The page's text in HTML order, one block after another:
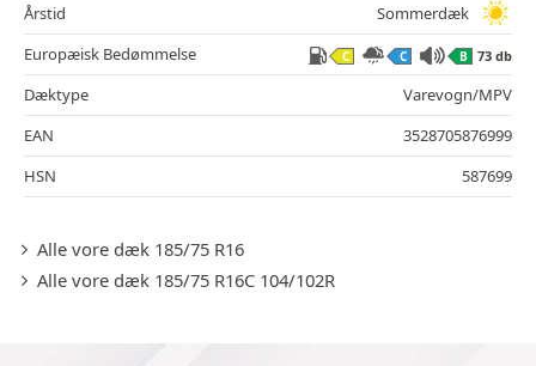
Årstid
Sommerdæk
Europæisk Bedømmelse
C C B 73 db
Dæktype
Varevogn/MPV
EAN
3528705876999
HSN
587699
Alle vore dæk 185/75 R16
Alle vore dæk 185/75 R16C 104/102R